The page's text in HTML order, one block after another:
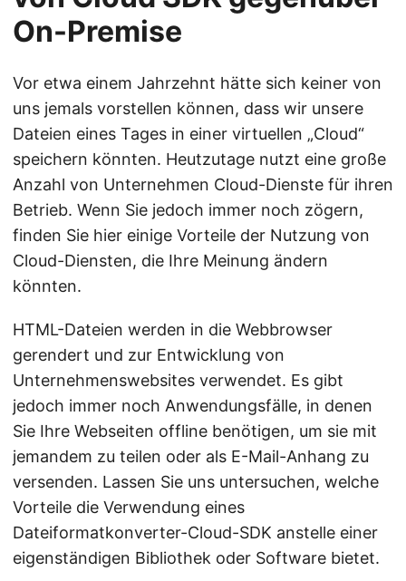
On-Premise
Vor etwa einem Jahrzehnt hätte sich keiner von
uns jemals vorstellen können, dass wir unsere
Dateien eines Tages in einer virtuellen „Cloud“
speichern könnten. Heutzutage nutzt eine große
Anzahl von Unternehmen Cloud-Dienste für ihren
Betrieb. Wenn Sie jedoch immer noch zögern,
finden Sie hier einige Vorteile der Nutzung von
Cloud-Diensten, die Ihre Meinung ändern
könnten.
HTML-Dateien werden in die Webbrowser
gerendert und zur Entwicklung von
Unternehmenswebsites verwendet. Es gibt
jedoch immer noch Anwendungsfälle, in denen
Sie Ihre Webseiten offline benötigen, um sie mit
jemandem zu teilen oder als E-Mail-Anhang zu
versenden. Lassen Sie uns untersuchen, welche
Vorteile die Verwendung eines
Dateiformatkonverter-Cloud-SDK anstelle einer
eigenständigen Bibliothek oder Software bietet.